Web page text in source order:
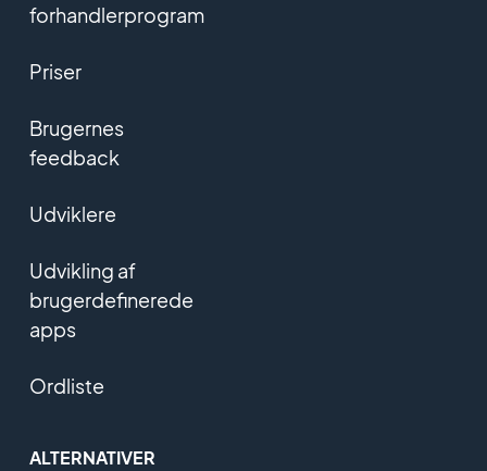
forhandlerprogram
Priser
Brugernes
feedback
Udviklere
Udvikling af
brugerdefinerede
apps
Ordliste
ALTERNATIVER